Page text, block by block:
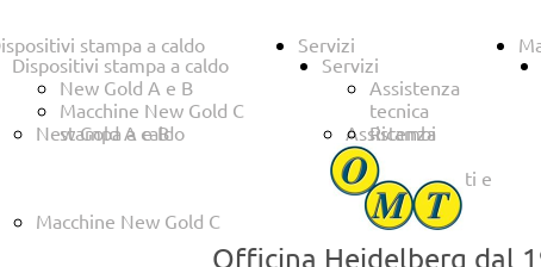
stampa a caldo
New Gold A e B
Macchine New Gold C
Servizi
Assistenza
tecnica
Dispositivi stampa a caldo
New Gold A e B
Macchine New Gold C
stampa a caldo
Servizi
Assistenza
tecnica
Ricambi
Revisioni
Spostamenti e
traslochi
Officina Heidelberg dal